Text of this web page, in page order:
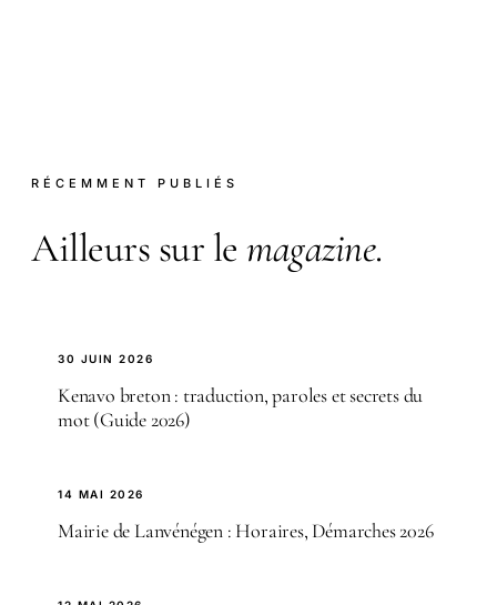
RÉCEMMENT PUBLIÉS
Ailleurs sur le magazine.
30 JUIN 2026
Kenavo breton : traduction, paroles et secrets du
mot (Guide 2026)
14 MAI 2026
Mairie de Lanvénégen : Horaires, Démarches 2026